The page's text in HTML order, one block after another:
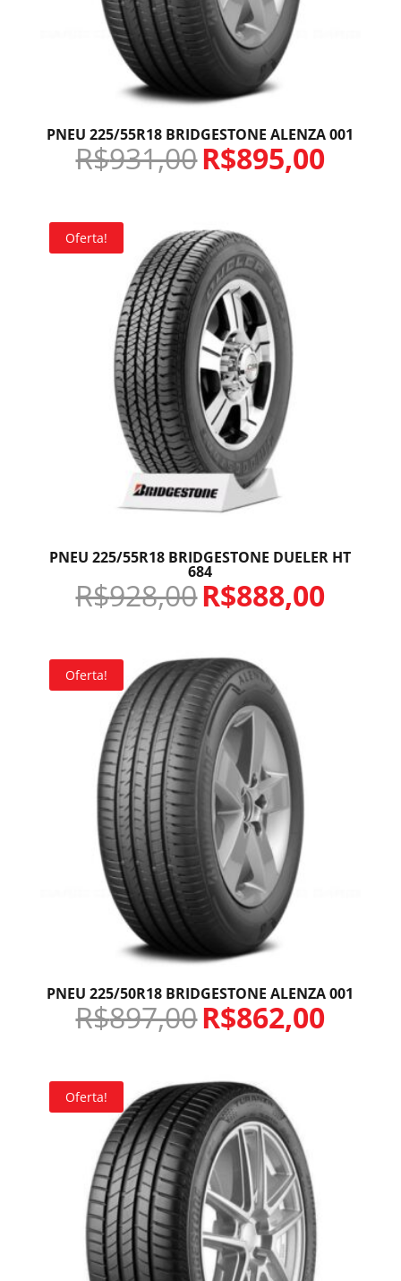
PNEU 225/55R18 BRIDGESTONE ALENZA 001
R$931,00R$895,00
Oferta!
PNEU 225/55R18 BRIDGESTONE DUELER HT
684
R$928,00R$888,00
Oferta!
PNEU 225/50R18 BRIDGESTONE ALENZA 001
R$897,00R$862,00
Oferta!